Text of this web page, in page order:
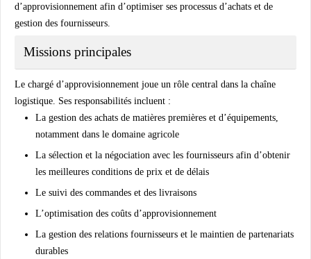
d’approvisionnement afin d’optimiser ses processus d’achats et de
gestion des fournisseurs.
Missions principales
Le chargé d’approvisionnement joue un rôle central dans la chaîne
logistique. Ses responsabilités incluent :
La gestion des achats de matières premières et d’équipements,
notamment dans le domaine agricole
La sélection et la négociation avec les fournisseurs afin d’obtenir
les meilleures conditions de prix et de délais
Le suivi des commandes et des livraisons
L’optimisation des coûts d’approvisionnement
La gestion des relations fournisseurs et le maintien de partenariats
durables